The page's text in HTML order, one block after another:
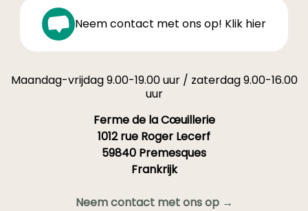
Neem contact met ons op! Klik hier
Maandag-vrijdag 9.00-19.00 uur / zaterdag 9.00-16.00
uur
Ferme de la Cœuillerie
1012 rue Roger Lecerf
59840 Premesques
Frankrijk
Neem contact met ons op →